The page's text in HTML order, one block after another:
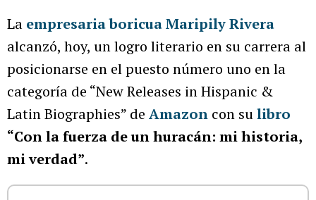
La empresaria boricua Maripily Rivera
alcanzó, hoy, un logro literario en su carrera al
posicionarse en el puesto número uno en la
categoría de “New Releases in Hispanic &
Latin Biographies” de Amazon con sulibro
“Con la fuerza de un huracán: mi historia,
mi verdad”.